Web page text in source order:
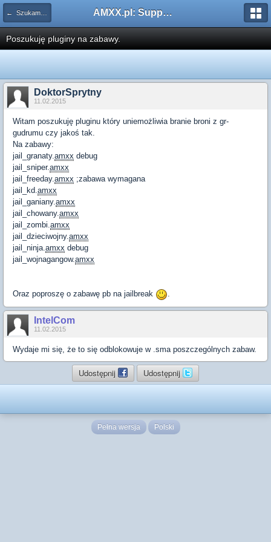
← Szukam pluginu AMXX.pl: Support AMX Mod X i SourceMod
Poszukuję pluginy na zabawy.
DoktorSprytny
11.02.2015
Witam poszukuję pluginu który uniemożliwia branie broni z gr-
gudrumu czy jakoś tak.
Na zabawy:
jail_granaty.amxx debug
jail_sniper.amxx
jail_freeday.amxx ;zabawa wymagana
jail_kd.amxx
jail_ganiany.amxx
jail_chowany.amxx
jail_zombi.amxx
jail_dzieciwojny.amxx
jail_ninja.amxx debug
jail_wojnagangow.amxx
Oraz poproszę o zabawę pb na jailbreak .
IntelCom
11.02.2015
Wydaje mi się, że to się odblokowuje w .sma poszczególnych zabaw.
Udostępnij Udostępnij
Pełna wersja Polski